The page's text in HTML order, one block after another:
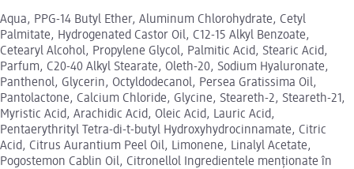
Aqua, PPG-14 Butyl Ether, Aluminum Chlorohydrate, Cetyl
Palmitate, Hydrogenated Castor Oil, C12-15 Alkyl Benzoate,
Cetearyl Alcohol, Propylene Glycol, Palmitic Acid, Stearic Acid,
Parfum, C20-40 Alkyl Stearate, Oleth-20, Sodium Hyaluronate,
Panthenol, Glycerin, Octyldodecanol, Persea Gratissima Oil,
Pantolactone, Calcium Chloride, Glycine, Steareth-2, Steareth-21,
Myristic Acid, Arachidic Acid, Oleic Acid, Lauric Acid,
Pentaerythrityl Tetra-di-t-butyl Hydroxyhydrocinnamate, Citric
Acid, Citrus Aurantium Peel Oil, Limonene, Linalyl Acetate,
Pogostemon Cablin Oil, Citronellol Ingredientele menționate în